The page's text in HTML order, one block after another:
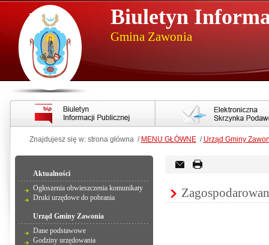
Biuletyn
Gmina Zawonia
Znajdujesz się w: strona główna / MENU GŁÓWNE/ Urząd Gminy
Aktualności
Ogłoszenia obwieszczenia komunikaty
Druki urzędowe do pobrania
Urząd Gminy Zawonia
Dane podstawowe
Godziny urzędowania